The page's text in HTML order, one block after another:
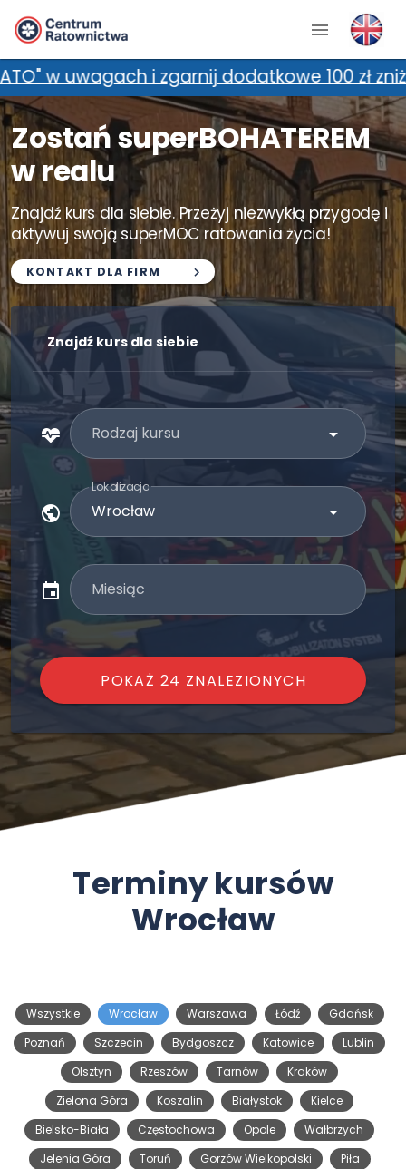
i zgarnij dodatkowe 100 zł zniżki!
Zostań superBOHATEREM
w realu
Znajdź kurs dla siebie. Przeżyj niezwykłą przygodę i
aktywuj swoją superMOC ratowania życia!
KONTAKT DLA FIRM
Znajdź kurs dla siebie
Rodzaj kursu
Lokalizacja
Miesiąc
POKAŻ 24 ZNALEZIONYCH
Terminy kursów
Wrocław
Wszystkie Wrocław Warszawa Łódź
Gdańsk
Poznań
Szczecin Bydgoszcz Katowice
Lublin
Olsztyn
Rzeszów Tarnów
Kraków
Zielona Góra
Koszalin Białystok
Kielce
Bielsko-Biała
Częstochowa Opole
Wałbrzych
Jelenia Góra
Toruń Gorzów Wielkopolski
Piła